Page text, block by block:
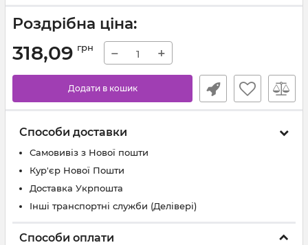
Роздрібна ціна:
318,09 грн − +
Додати в кошик
Способи доставки
Самовивіз з Нової пошти
Кур'єр Нової Пошти
Доставка Укрпошта
Інші транспортні служби (Делівері)
Способи оплати